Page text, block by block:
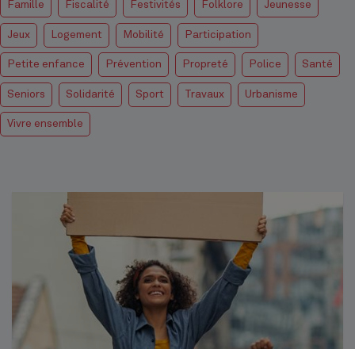
Hôtel communal
Famille Fiscalité Festivités Folklore Jeunesse
Jeux Logement Mobilité Participation
Petite enfance Prévention Propreté Police Santé
Seniors Solidarité Sport Travaux Urbanisme
Vivre ensemble